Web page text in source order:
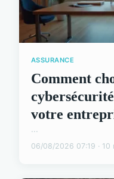
ASSURANCE
Comment
votre
...
06/08/2026 07:19 · 10